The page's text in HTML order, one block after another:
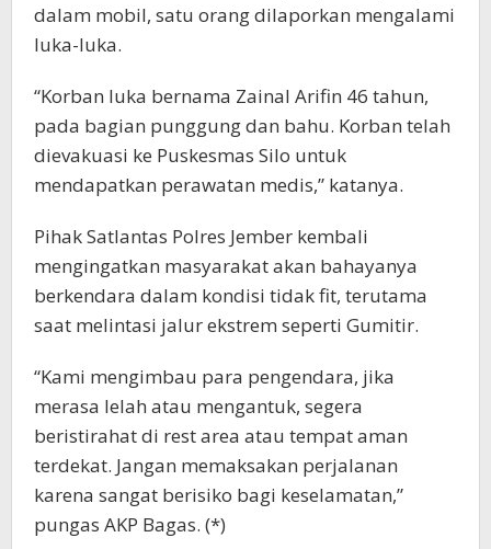
dalam mobil, satu orang dilaporkan mengalami
luka-luka.
“Korban luka bernama Zainal Arifin 46 tahun,
pada bagian punggung dan bahu. Korban telah
dievakuasi ke Puskesmas Silo untuk
mendapatkan perawatan medis,” katanya.
Pihak Satlantas Polres Jember kembali
mengingatkan masyarakat akan bahayanya
berkendara dalam kondisi tidak fit, terutama
saat melintasi jalur ekstrem seperti Gumitir.
“Kami mengimbau para pengendara, jika
merasa lelah atau mengantuk, segera
beristirahat di rest area atau tempat aman
terdekat. Jangan memaksakan perjalanan
karena sangat berisiko bagi keselamatan,”
pungas AKP Bagas. (*)